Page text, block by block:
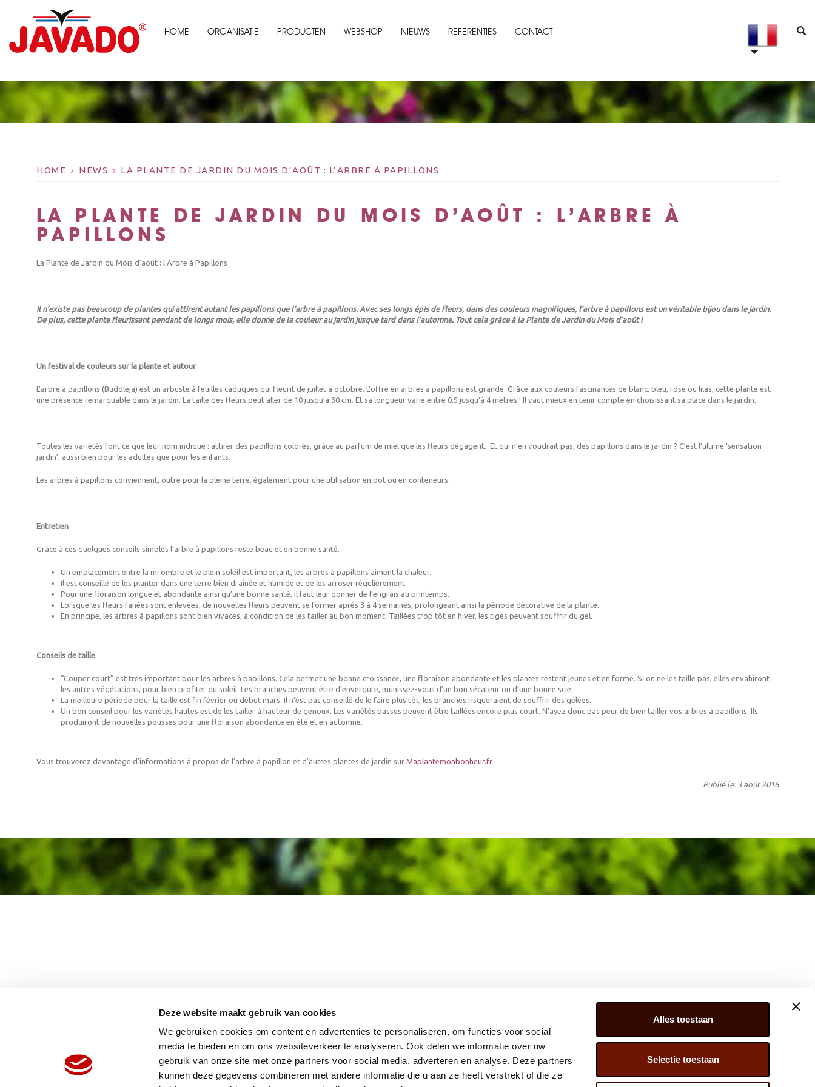
Deze website maakt gebruik van cookies
We gebruiken cookies om content en advertenties te personaliseren, om functies voor social
media te bieden en om ons websiteverkeer te analyseren. Ook delen we informatie over uw
gebruik van onze site met onze partners voor social media, adverteren en analyse. Deze partners
kunnen deze gegevens combineren met andere informatie die u aan ze heeft verstrekt of die ze
Alles toestaan
Selectie toestaan
HOME ORGANISATIE PRODUCTEN WEBSHOP NIEUWS REFERENTIES CONTACT
HOME NEWS LA PLANTE DE JARDIN DU MOIS D’AOÛT : L’ARBRE À PAPILLONS
LA PLANTE DE JARDIN DU MOIS D’AOÛT : L’ARBRE À
PAPILLONS
La Plante de Jardin du Mois d’août : l’Arbre à Papillons
Il n’existe pas beaucoup de plantes qui attirent autant les papillons que l’arbre à papillons. Avec ses longs épis de fleurs, dans des couleurs magnifiques, l’arbre à papillons est un véritable bijou dans le jardin.
De plus, cette plante fleurissant pendant de longs mois, elle donne de la couleur au jardin jusque tard dans l’automne. Tout cela grâce à la Plante de Jardin du Mois d’août !
Un festival de couleurs sur la plante et autour
L’arbre à papillons (Buddleja) est un arbuste à feuilles caduques qui fleurit de juillet à octobre. L’offre en arbres à papillons est grande. Grâce aux couleurs fascinantes de blanc, bleu, rose ou lilas, cette plante est
une présence remarquable dans le jardin. La taille des fleurs peut aller de 10 jusqu’à 30 cm. Et sa longueur varie entre 0,5 jusqu’à 4 mètres ! Il vaut mieux en tenir compte en choisissant sa place dans le jardin.
Toutes les variétés font ce que leur nom indique : attirer des papillons colorés, grâce au parfum de miel que les fleurs dégagent. Et qui n’en voudrait pas, des papillons dans le jardin ? C’est l’ultime ‘sensation
jardin’, aussi bien pour les adultes que pour les enfants.
Les arbres à papillons conviennent, outre pour la pleine terre, également pour une utilisation en pot ou en conteneurs.
Entretien
Grâce à ces quelques conseils simples l’arbre à papillons reste beau et en bonne santé.
Un emplacement entre la mi ombre et le plein soleil est important, les arbres à papillons aiment la chaleur.
Il est conseillé de les planter dans une terre bien drainée et humide et de les arroser régulièrement.
Pour une floraison longue et abondante ainsi qu’une bonne santé, il faut leur donner de l’engrais au printemps.
Lorsque les fleurs fanées sont enlevées, de nouvelles fleurs peuvent se former après 3 à 4 semaines, prolongeant ainsi la période décorative de la plante.
En principe, les arbres à papillons sont bien vivaces, à condition de les tailler au bon moment. Taillées trop tôt en hiver, les tiges peuvent souffrir du gel.
Conseils de taille
“Couper court” est très important pour les arbres à papillons. Cela permet une bonne croissance, une floraison abondante et les plantes restent jeunes et en forme. Si on ne les taille pas, elles envahiront
les autres végétations, pour bien profiter du soleil. Les branches peuvent être d’envergure, munissez-vous d’un bon sécateur ou d’une bonne scie.
La meilleure période pour la taille est fin février ou début mars. Il n’est pas conseillé de le faire plus tôt, les branches risqueraient de souffrir des gelées.
Un bon conseil pour les variétés hautes est de les tailler à hauteur de genoux. Les variétés basses peuvent être taillées encore plus court. N’ayez donc pas peur de bien tailler vos arbres à papillons. Ils
produiront de nouvelles pousses pour une floraison abondante en été et en automne.
Vous trouverez davantage d’informations à propos de l’arbre à papillon et d’autres plantes de jardin sur Maplantemonbonheur.fr
Publié le: 3 août 2016
HOME WEBSHOP CONTACT
JUPITER 279, 2675 LW, HONSELERSDIJK,
NL